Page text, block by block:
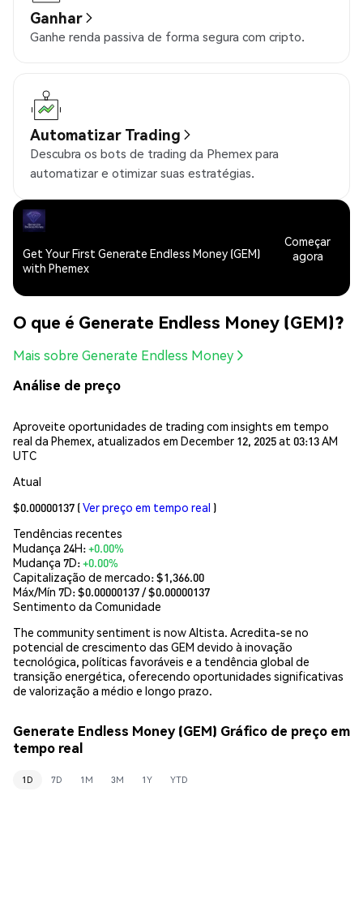
Ganhar
Ganhe renda passiva de forma segura com cripto.
Automatizar Trading
Descubra os bots de trading da Phemex para
automatizar e otimizar suas estratégias.
Get Your First Generate Endless Money (GEM)
with Phemex
Começar
agora
O que é Generate Endless Money (GEM)?
Mais sobre Generate Endless Money
Análise de preço
Aproveite oportunidades de trading com insights em tempo
real da Phemex, atualizados em December 12, 2025 at 03:13 AM
UTC
Atual
$0.00000137 (Ver preço em tempo real )
Tendências recentes
Mudança 24H:+0.00%
Mudança 7D:+0.00%
Capitalização de mercado:$1,366.00
Máx/Mín 7D: $0.00000137/ $0.00000137
Sentimento da Comunidade
The community sentiment is now Altista. Acredita-se no
potencial de crescimento das GEM devido à inovação
tecnológica, políticas favoráveis e a tendência global de
transição energética, oferecendo oportunidades significativas
de valorização a médio e longo prazo.
Generate Endless Money (GEM) Gráfico de preço em
tempo real
1D 7D 1M 3M 1Y YTD